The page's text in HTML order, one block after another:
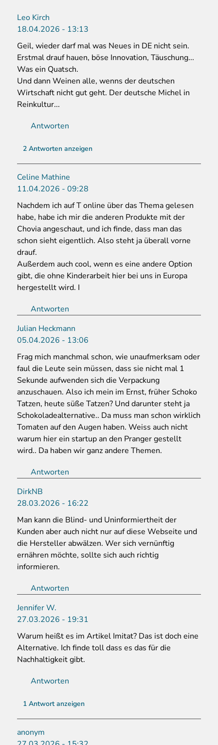
Leo Kirch
18.04.2026 - 13:13
Geil, wieder darf mal was Neues in DE nicht sein.
Erstmal drauf hauen, böse Innovation, Täuschung...
Was ein Quatsch.
Und dann Weinen alle, wenns der deutschen
Wirtschaft nicht gut geht. Der deutsche Michel in
Reinkultur...
Antworten
2 Antworten anzeigen
Celine Mathine
11.04.2026 - 09:28
Nachdem ich auf T online über das Thema gelesen
habe, habe ich mir die anderen Produkte mit der
Chovia angeschaut, und ich finde, dass man das
schon sieht eigentlich. Also steht ja überall vorne
drauf.
Außerdem auch cool, wenn es eine andere Option
gibt, die ohne Kinderarbeit hier bei uns in Europa
hergestellt wird. I
Antworten
Julian Heckmann
05.04.2026 - 13:06
Frag mich manchmal schon, wie unaufmerksam oder
faul die Leute sein müssen, dass sie nicht mal 1
Sekunde aufwenden sich die Verpackung
anzuschauen. Also ich mein im Ernst, früher Schoko
Tatzen, heute süße Tatzen? Und darunter steht ja
Schokoladealternative.. Da muss man schon wirklich
Tomaten auf den Augen haben. Weiss auch nicht
warum hier ein startup an den Pranger gestellt
wird.. Da haben wir ganz andere Themen.
Antworten
DirkNB
28.03.2026 - 16:22
Man kann die Blind- und Uninformiertheit der
Kunden aber auch nicht nur auf diese Webseite und
die Hersteller abwälzen. Wer sich vernünftig
ernähren möchte, sollte sich auch richtig
informieren.
Antworten
Jennifer W.
27.03.2026 - 19:31
Warum heißt es im Artikel Imitat? Das ist doch eine
Alternative. Ich finde toll dass es das für die
Nachhaltigkeit gibt.
Antworten
1 Antwort anzeigen
anonym